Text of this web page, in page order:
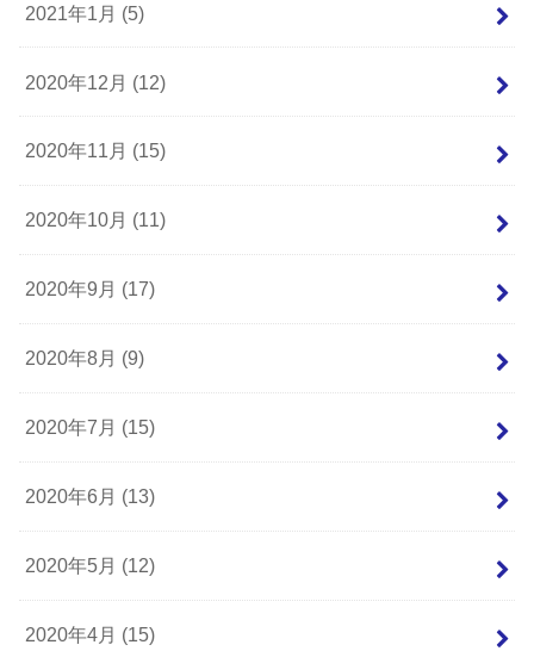
2021年1月 (5)
2020年12月 (12)
2020年11月 (15)
2020年10月 (11)
2020年9月 (17)
2020年8月 (9)
2020年7月 (15)
2020年6月 (13)
2020年5月 (12)
2020年4月 (15)